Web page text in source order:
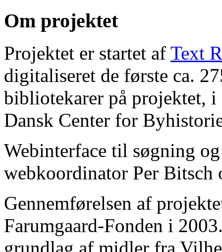
Om projektet
Projektet er startet af Text
digitaliseret de første ca.
bibliotekarer på projektet, i
Dansk Center for
Webinterface til søgning
webkoordinator Per Bitsch
Gennemførelsen af
Farumgaard-Fonden i
grundlag af midler fra